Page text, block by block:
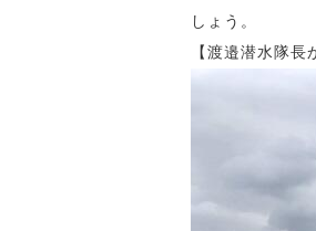
しょう。
【渡邉潜水隊長